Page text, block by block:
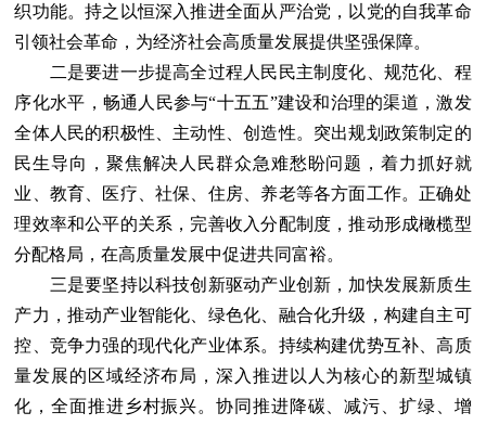
织功能。持之以恒深入推进全面从严治党，以党的自我革命
引领社会革命，为经济社会高质量发展提供坚强保障。
二是要进一步提高全过程人民民主制度化、规范化、程
序化水平，畅通人民参与“十五五”建设和治理的渠道，激发
全体人民的积极性、主动性、创造性。突出规划政策制定的
民生导向，聚焦解决人民群众急难愁盼问题，着力抓好就
业、教育、医疗、社保、住房、养老等各方面工作。正确处
理效率和公平的关系，完善收入分配制度，推动形成橄榄型
分配格局，在高质量发展中促进共同富裕。
三是要坚持以科技创新驱动产业创新，加快发展新质生
产力，推动产业智能化、绿色化、融合化升级，构建自主可
控、竞争力强的现代化产业体系。持续构建优势互补、高质
量发展的区域经济布局，深入推进以人为核心的新型城镇
化，全面推进乡村振兴。协同推进降碳、减污、扩绿、增